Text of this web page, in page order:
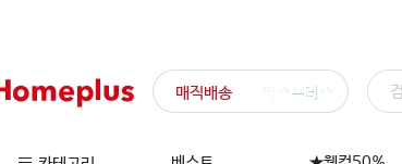
매직배송 익스프레스